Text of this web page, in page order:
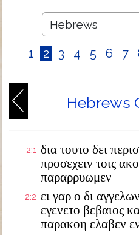
1 2 3 4 5 6 7
Hebrews
2:1 δια τουτο δει
προσεχειν τοις
παραρρυωμεν
2:2 ει γαρ ο δι
εγενετο βεβαιος
παρακοη ελαβεν